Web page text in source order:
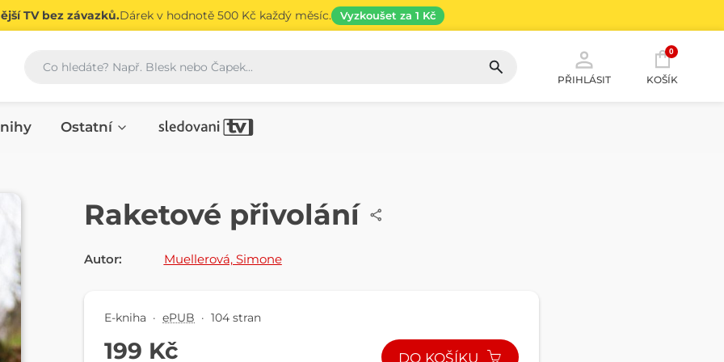
TV bez závazků.Dárek v hodnotě 500 Kč každý měsíc. Vyzkoušet za 1 Kč
Vyhledávání
PŘIHLÁSIT
0
KOŠÍK
Ostatní
E-KNIHA
Raketové přivolání
Autor: Muellerová, Simone
E-kniha · ePUB · 104 stran
199 Kč DO KOŠÍKU